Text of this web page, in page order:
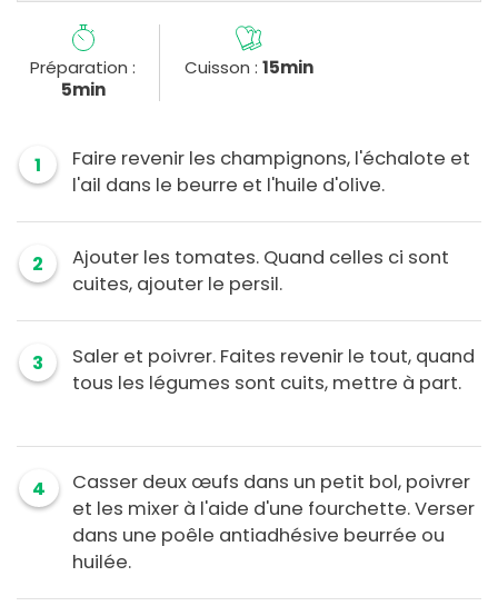
Préparation :
5min
Cuisson : 15min
1
Faire revenir les champignons, l'échalote et
l'ail dans le beurre et l'huile d'olive.
2
Ajouter les tomates. Quand celles ci sont
cuites, ajouter le persil.
3
Saler et poivrer. Faites revenir le tout, quand
tous les légumes sont cuits, mettre à part.
4
Casser deux œufs dans un petit bol, poivrer
et les mixer à l'aide d'une fourchette. Verser
dans une poêle antiadhésive beurrée ou
huilée.